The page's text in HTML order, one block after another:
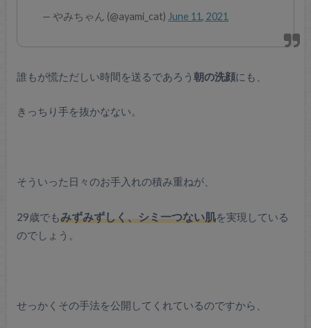
— やみちゃん (@ayami_cat) June 11, 2021
誰もが慌ただしい時間を送るであろう 朝の洗顔にも、
きっちり手を抜かなない。
そういった日々のお手入れの積み重ねが、
29歳でもみずみずしく、シミ一つない肌を実現している
のでしょう。
せっかくその手法を公開してくれているのですから、